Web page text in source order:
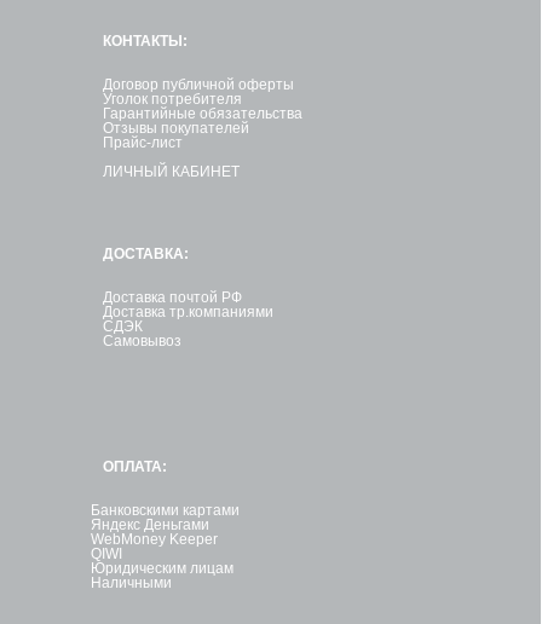
КОНТАКТЫ:
Договор публичной оферты
Уголок потребителя
Гарантийные обязательства
Отзывы покупателей
Прайс-лист
ЛИЧНЫЙ КАБИНЕТ
ДОСТАВКА:
Доставка почтой РФ
Доставка тр.компаниями
СДЭК
Самовывоз
ОПЛАТА:
Банковскими картами
Яндекс Деньгами
WebMoney Keeper
QIWI
Юридическим лицам
Наличными